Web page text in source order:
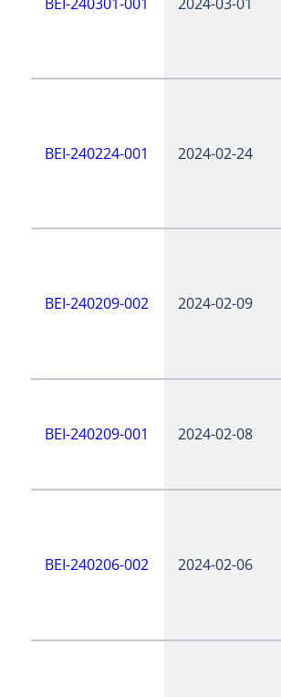
BEI-240224-001 2024-02-24
BEI-240209-002 2024-02-09
BEI-240209-001 2024-02-08
BEI-240206-002 2024-02-06